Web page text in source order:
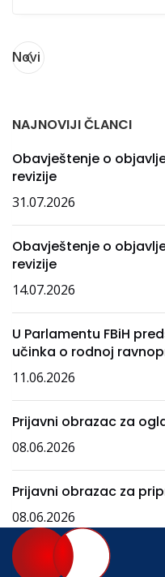
Novi
NAJNOVIJI ČLANCI
Obavještenje o
revizije
31.07.2026
Obavještenje o
revizije
14.07.2026
U Parlamentu FBiH
učinka o rodnoj
11.06.2026
Prijavni obrazac za
08.06.2026
Prijavni obrazac za
08.06.2026